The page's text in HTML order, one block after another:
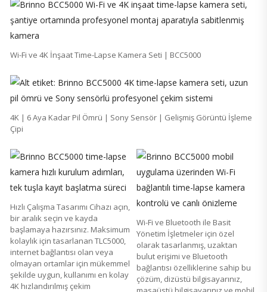
Wi-Fi ve 4K İnşaat Time-Lapse Kamera Seti | BCC5000
4K | 6 Aya Kadar Pil Ömrü | Sony Sensör | Gelişmiş Görüntü İşleme
Çipi
Hızlı Çalışma Tasarımı Cihazı açın,
bir aralık seçin ve kayda
başlamaya hazırsınız. Maksimum
kolaylık için tasarlanan TLC5000,
internet bağlantısı olan veya
olmayan ortamlar için mükemmel
şekilde uygun, kullanımı en kolay
4K hızlandırılmış çekim
Wi-Fi ve Bluetooth ile Basit
Yönetim İşletmeler için özel
olarak tasarlanmış, uzaktan
bulut erişimi ve Bluetooth
bağlantısı özelliklerine sahip bu
çözüm, dizüstü bilgisayarınız,